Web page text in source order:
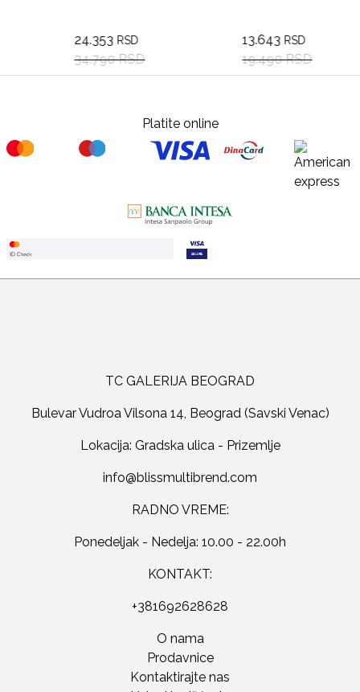
24.353RSD
34.790 RSD
13.643RSD
19.490 RSD
Platite online
TC GALERIJA BEOGRAD
Bulevar Vudroa Vilsona 14, Beograd (Savski Venac)
Lokacija: Gradska ulica - Prizemlje
RADNO VREME:
Ponedeljak - Nedelja: 10.00 - 22.00h
KONTAKT:
+381692628628
O nama
Prodavnice
Kontaktirajte nas